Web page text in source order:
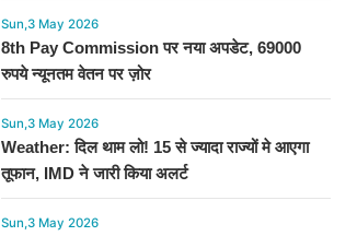
Sun,3 May 2026
8th Pay Commission पर नया अपडेट, 69000
रुपये न्यूनतम वेतन पर ज़ोर
Sun,3 May 2026
Weather: दिल थाम लो! 15 से ज्यादा राज्यों मे आएगा
तूफान, IMD ने जारी किया अलर्ट
Sun,3 May 2026